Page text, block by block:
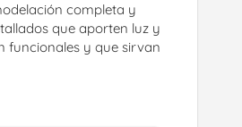
completa y
que aporten luz y
funcionales y que sirvan